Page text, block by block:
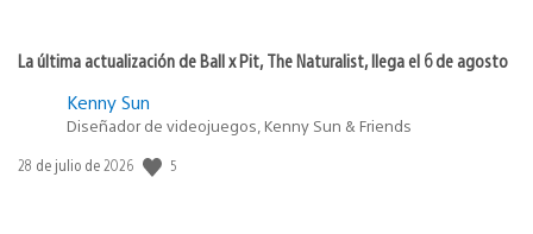
La última actualización de Ball x Pit, The Naturalist, llega el 6 de agosto
Kenny Sun
Diseñador de videojuegos, Kenny Sun & Friends
Fecha
28 de julio de 2026 5